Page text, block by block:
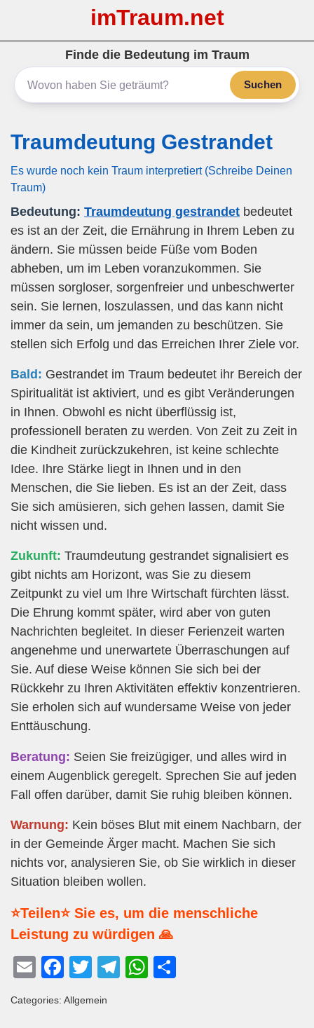
imTraum.net
Finde die Bedeutung im Traum
Suchen
Traumdeutung Gestrandet
Es wurde noch kein Traum interpretiert (Schreibe Deinen
Traum)
Bedeutung: Traumdeutung gestrandet bedeutet
es ist an der Zeit, die Ernährung in Ihrem Leben zu
ändern. Sie müssen beide Füße vom Boden
abheben, um im Leben voranzukommen. Sie
müssen sorgloser, sorgenfreier und unbeschwerter
sein. Sie lernen, loszulassen, und das kann nicht
immer da sein, um jemanden zu beschützen. Sie
stellen sich Erfolg und das Erreichen Ihrer Ziele vor.
Bald: Gestrandet im Traum bedeutet ihr Bereich der
Spiritualität ist aktiviert, und es gibt Veränderungen
in Ihnen. Obwohl es nicht überflüssig ist,
professionell beraten zu werden. Von Zeit zu Zeit in
die Kindheit zurückzukehren, ist keine schlechte
Idee. Ihre Stärke liegt in Ihnen und in den
Menschen, die Sie lieben. Es ist an der Zeit, dass
Sie sich amüsieren, sich gehen lassen, damit Sie
nicht wissen und.
Zukunft: Traumdeutung gestrandet signalisiert es
gibt nichts am Horizont, was Sie zu diesem
Zeitpunkt zu viel um Ihre Wirtschaft fürchten lässt.
Die Ehrung kommt später, wird aber von guten
Nachrichten begleitet. In dieser Ferienzeit warten
angenehme und unerwartete Überraschungen auf
Sie. Auf diese Weise können Sie sich bei der
Rückkehr zu Ihren Aktivitäten effektiv konzentrieren.
Sie erholen sich auf wundersame Weise von jeder
Enttäuschung.
Beratung: Seien Sie freizügiger, und alles wird in
einem Augenblick geregelt. Sprechen Sie auf jeden
Fall offen darüber, damit Sie ruhig bleiben können.
Warnung: Kein böses Blut mit einem Nachbarn, der
in der Gemeinde Ärger macht. Machen Sie sich
nichts vor, analysieren Sie, ob Sie wirklich in dieser
Situation bleiben wollen.
⭐Teilen⭐ Sie es, um die menschliche
Leistung zu würdigen 🙏
E
ail
F
c
T
tt
T
W
Categories: Allgemein